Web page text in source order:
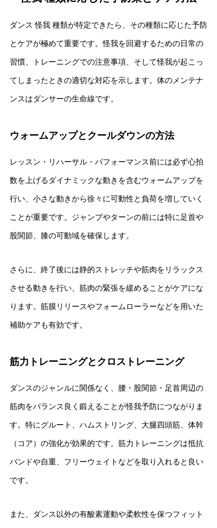
ダンス 怪我 種類が特定できたら、その種類に応じた予防
とケアが極めて重要です。怪我を回避するための日常の
習慣、トレーニングでの注意事項、そして怪我が起こっ
てしまったときの適切な対応を示します。体のメンテナ
ンスはダンサーの生命線です。
ウォームアップとクールダウンの方法
レッスン・リハーサル・パフォーマンス前には必ず心拍
数を上げるダイナミックな動きを含むウォームアップを
行い、小さな動きから徐々に可動性と負荷を増していく
ことが重要です。ジャンプやターンの前には特に足首や
股関節、膝の可動域を確保します。
さらに、終了後には静的ストレッチや筋肉をリラックス
させる動きを行い、筋肉の緊張を緩めることがケアにな
ります。筋膜リリースやフォームローラーなどを用いた
補助ケアも有効です。
筋力トレーニングとクロストレーニング
ダンスのジャンルに関係なく、腰・股関節・足首周辺の
筋肉をバランス良く鍛えることが怪我予防につながりま
す。特にグルート、ハムストリング、大腿四頭筋、体幹
（コア）の強化が効果的です。筋力トレーニングは抵抗
バンドや自重、フリーウェイトなどを取り入れると良い
です。
また、ダンス以外の有酸素運動や柔軟性を保つフィット